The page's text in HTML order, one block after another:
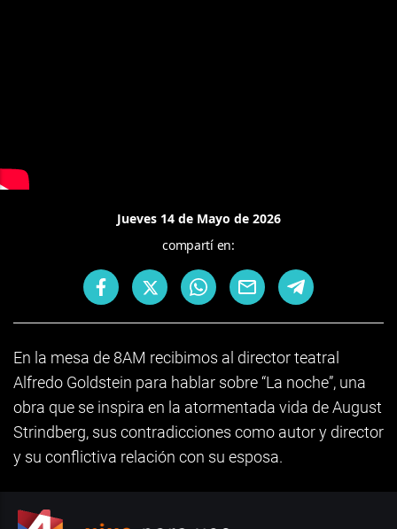
Jueves 14 de Mayo de 2026
compartí en:
En la mesa de 8AM recibimos al director teatral
Alfredo Goldstein para hablar sobre “La noche”, una
obra que se inspira en la atormentada vida de August
Strindberg, sus contradicciones como autor y director
y su conflictiva relación con su esposa.